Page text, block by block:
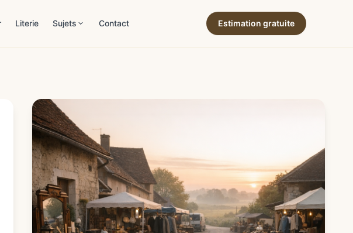
Literie Sujets
Mobilier
Démarches & succession
Maison & déco →
Lifestyle & art de vivre →
Contact Estimation gratuite